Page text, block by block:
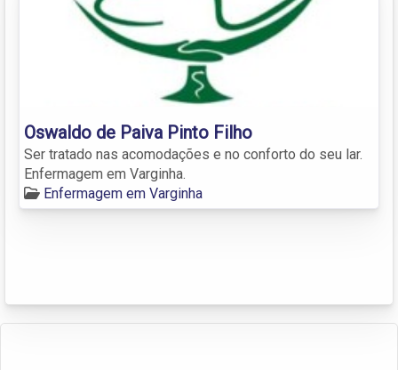
Oswaldo de Paiva Pinto Filho
Ser tratado nas acomodações e no conforto do seu lar.
Enfermagem em Varginha.
Enfermagem em Varginha